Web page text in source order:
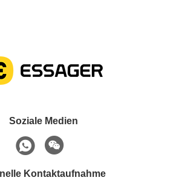
Soziale Medien
Kontaktaufnahme